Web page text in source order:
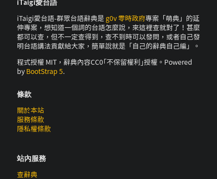
iTaigi愛台語
iTaigi愛台語-群眾台語辭典是 g0v 零時政府專案「萌典」的延
伸專案，想知道一個詞的台語怎麼說，來這裡查就對了！甚麼
都可以查，但不一定查得到，查不到時可以發問，或者自己發
明台語講法貢獻給大家，簡單說就是「自己的辭典自己編」。
程式授權 MIT，辭典內容CC0｢不保留權利｣授權。Powered
by BootStrap 5.
條款
關於本站
服務條款
隱私權條款
站內服務
查辭典